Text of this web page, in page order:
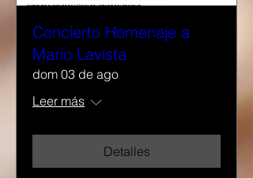
Concierto Homenaje a
Mario Lavista
dom 03 de ago
Leer más
Detalles